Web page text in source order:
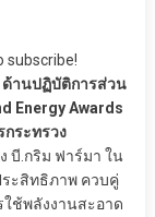
subscribe!
ด้านปฏิบัติการส่วน
Energy Awards
ระทรวง
บี.กริม ฟาร์มา ใน
ะสิทธิภาพ ควบคู่
ช้พลังงานสะอาด